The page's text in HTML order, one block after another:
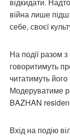
війна лише
себе, своєї
На події разом
говоритимуть
читатимуть його
Модеруватиме
BAZHAN
Вхід на подію